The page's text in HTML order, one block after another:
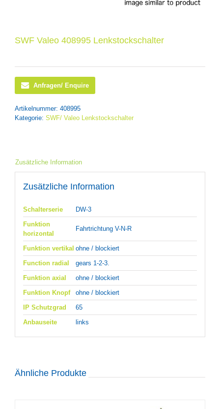
SWF Valeo 408995 Lenkstockschalter
Anfragen/ Enquire
Artikelnummer: 408995
Kategorie: SWF/ Valeo Lenkstockschalter
Zusätzliche Information
Zusätzliche Information
Schalterserie
DW-3
Funktion
horizontal
Fahrtrichtung V-N-R
Funktion vertikal ohne / blockiert
Function radial
gears 1-2-3.
Funktion axial
ohne / blockiert
Funktion Knopf
ohne / blockiert
IP Schutzgrad
65
Anbauseite
links
Ähnliche Produkte